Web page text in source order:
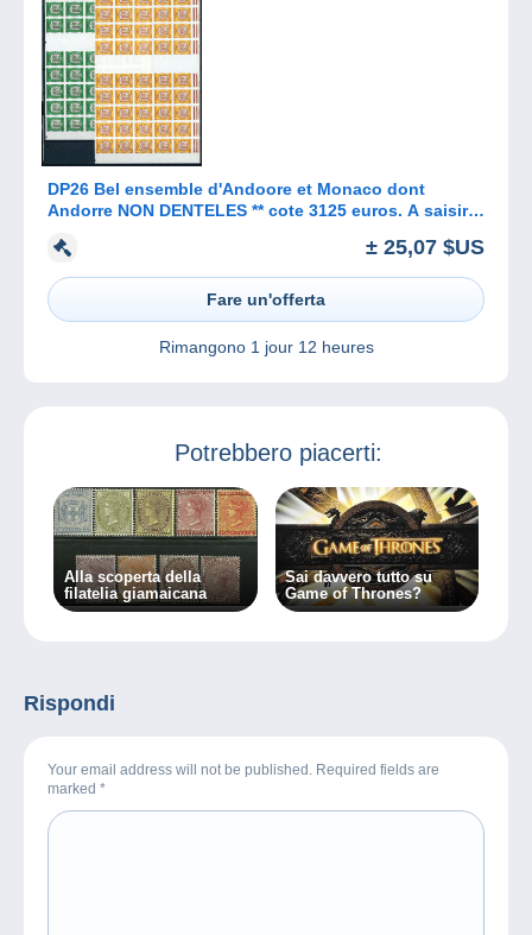
DP26 Bel ensemble d'Andoore et Monaco dont
Andorre NON DENTELES ** cote 3125 euros. A saisir
± 25,07 $US
Fare un'offerta
Rimangono 1 jour 12 heures
Potrebbero piacerti:
Alla scoperta della
filatelia giamaicana
Sai davvero tutto su
Game of Thrones?
Rispondi
Your email address will not be published. Required fields are
marked *